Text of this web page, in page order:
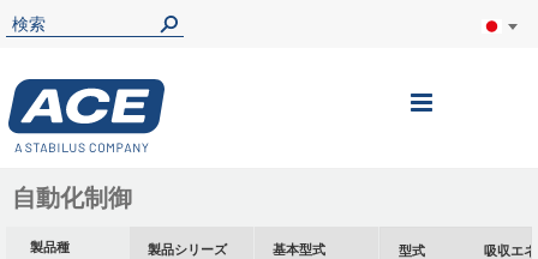
ナ
自動化制御
製品種 製品シリーズ 基本型式 型式
吸収エネ